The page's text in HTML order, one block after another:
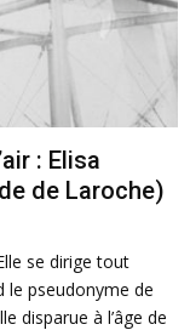
: Elisa
de Laroche)
se dirige tout
le pseudonyme de
disparue à l’âge de